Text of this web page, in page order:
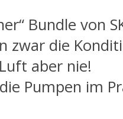
Bundle von
zwar die
aber nie!
Pumpen im